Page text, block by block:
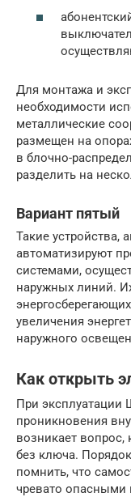
Для монтажа и
необходимости
металлические
размещен на
в блочно-
разделить на
Вариант пятый
Такие устройства,
автоматизируют
системами,
наружных линий.
увеличения
наружного
Как открыть
При эксплуатации
проникновения
возникает вопрос,
без ключа.
помнить, что
чревато опасными